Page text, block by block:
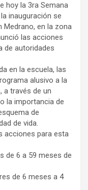
hoy la 3ra Semana
inauguración se
Medrano, en la zona
las acciones
de autoridades
en la escuela, las
alusivo a la
a través de un
la importancia de
de
de vida.
acciones para esta
de 6 a 59 meses de
de 6 meses a 4